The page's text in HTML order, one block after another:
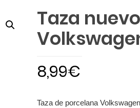
Taza
8,99€
Taza de porcelana